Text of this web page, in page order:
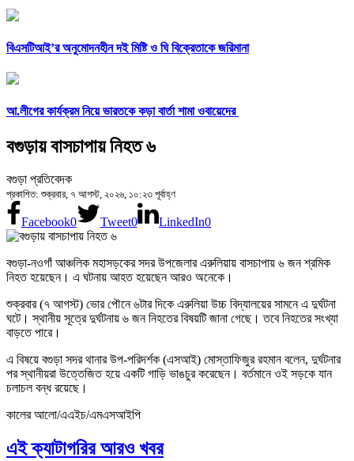
বিএসটিআই’র অনুমোদনহীন দই মিষ্টি ও ঘি বিক্রেতাকে জরিমানা
আ.লীগের কার্যক্রম নিয়ে ভারতকে কড়া বার্তা শামা ওবায়েদের
বগুড়ায় বাসচাপায় নিহত ৬
বগুড়া প্রতিবেদক
প্রকাশিত: শুক্রবার, ৭ আগস্ট, ২০২৬, ১০:২৩ পূর্বাহ্ণ
Facebook0 Tweet0 LinkedIn0
বগুড়া-নওগাঁ আঞ্চলিক মহাসড়কের সদর উপজেলার এরুলিয়ায় বাসচাপায় ৬ জন শ্রমিক
নিহত হয়েছেন। এ ঘটনায় আহত হয়েছেন আরও অনেকে।
শুক্রবার (৭ আগস্ট) ভোর পৌনে ৬টার দিকে এরুলিয়া উচ্চ বিদ্যালয়ের সামনে এ দুর্ঘটনা
ঘটে। স্থানীয় সূত্রে দুর্ঘটনায় ৬ জন নিহতের বিষয়টি জানা গেছে। তবে নিহতের সংখ্যা
বাড়তে পারে।
এ বিষয়ে বগুড়া সদর থানার উপ-পরিদর্শক (এসআই) মোস্তাফিজুর রহমান বলেন, দুর্ঘটনার
পর স্থানীয়রা উত্তেজিত হয়ে একটি গাড়ি ভাঙচুর করেছেন। বর্তমানে ওই সড়কে যান
চলাচল বন্ধ রয়েছে।
কালের আলো/এএইচ/এমএসআইপি
এই ক্যাটাগরির আরও খবর